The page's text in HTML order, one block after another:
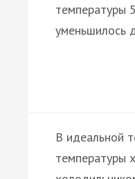
температуры
уменьшилось
В идеальной
температуры